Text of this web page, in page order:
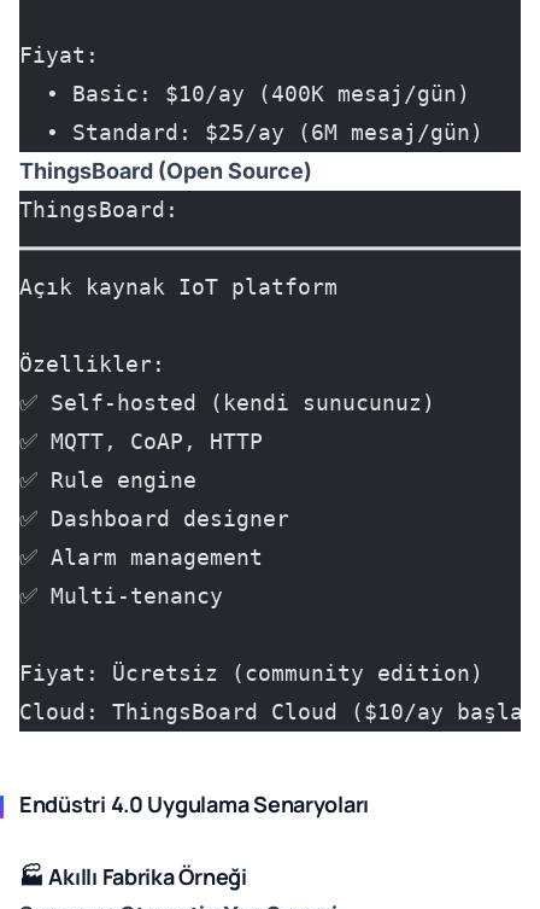
Fiyat:
  • Basic: $10/ay (400K mesaj/gün)
  • Standard: $25/ay (6M mesaj/gün)
ThingsBoard (Open Source)
ThingsBoard:
Açık kaynak IoT platform
Özellikler:
✅ Self-hosted (kendi sunucunuz)
✅ MQTT, CoAP, HTTP
✅ Rule engine
✅ Dashboard designer
✅ Alarm management
✅ Multi-tenancy
Fiyat: Ücretsiz (community edition)
Cloud: ThingsBoard Cloud ($10/ay
Endüstri 4.0 Uygulama Senaryoları
🏭 Akıllı Fabrika Örneği